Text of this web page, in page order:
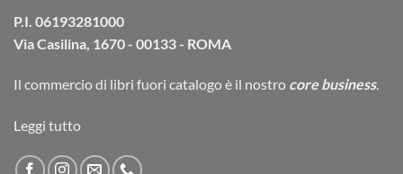
P.I. 06193281000
Via Casilina, 1670 - 00133 - ROMA
Il commercio di libri fuori catalogoè il nostro core business.
Leggi tutto